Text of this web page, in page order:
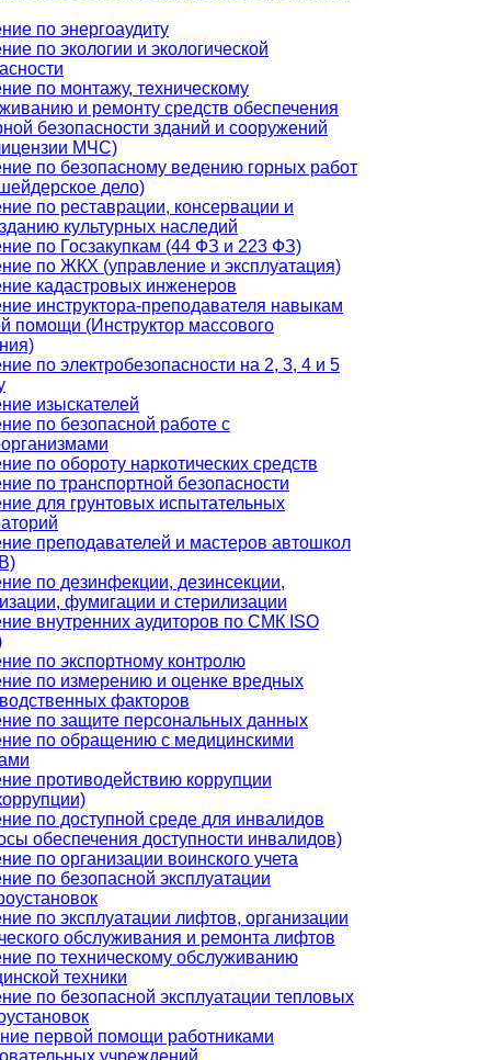
по энергоаудиту
по экологии и экологической
по монтажу, техническому
и ремонту средств обеспечения
безопасности зданий и сооружений
МЧС)
по безопасному ведению горных работ
дело)
по реставрации, консервации и
культурных наследий
по Госзакупкам (44 ФЗ и 223 ФЗ)
по ЖКХ (управление и эксплуатация)
кадастровых инженеров
инструктора-преподавателя навыкам
помощи (Инструктор массового
по электробезопасности на 2, 3, 4 и 5
изыскателей
по безопасной работе с
по обороту наркотических средств
по транспортной безопасности
для грунтовых испытательных
преподавателей и мастеров автошкол
по дезинфекции, дезинсекции,
фумигации и стерилизации
внутренних аудиторов по СМК ISO
по экспортному контролю
по измерению и оценке вредных
факторов
по защите персональных данных
по обращению с медицинскими
противодействию коррупции
по доступной среде для инвалидов
обеспечения доступности инвалидов)
по организации воинского учета
по безопасной эксплуатации
по эксплуатации лифтов, организации
обслуживания и ремонта лифтов
по техническому обслуживанию
техники
по безопасной эксплуатации тепловых
первой помощи работниками
учреждений